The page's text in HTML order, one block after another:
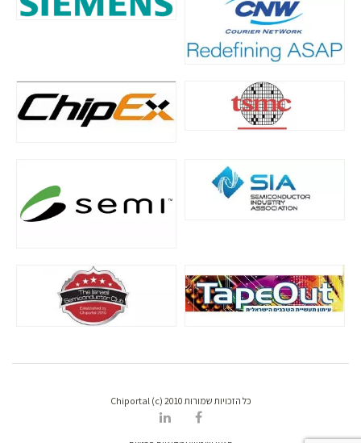
כל הזכויות שמורות Chiportal (c) 2010